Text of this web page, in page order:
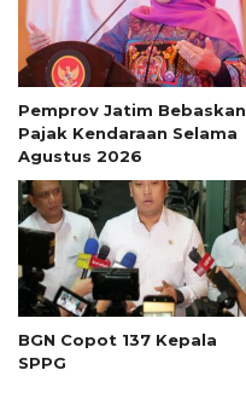
Pemprov Jatim Bebaskan
Pajak Kendaraan Selama
Agustus 2026
BGN Copot 137 Kepala
SPPG